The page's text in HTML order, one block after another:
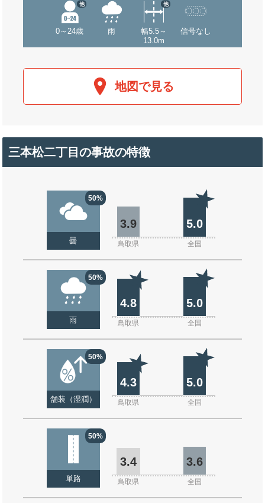
0～24歳
他
雨
幅5.5～
13.0m
他
信号なし
地図で見る
三本松二丁目の事故の特徴
50%
曇
3.9 5.0
鳥取県 全国
50%
雨
4.8 5.0
鳥取県 全国
50%
舗装（湿潤）
4.3 5.0
鳥取県 全国
50%
単路
3.4 3.6
鳥取県 全国